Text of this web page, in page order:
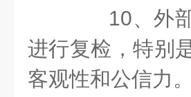
10、外部
进行复检，特别
客观性和公信力。